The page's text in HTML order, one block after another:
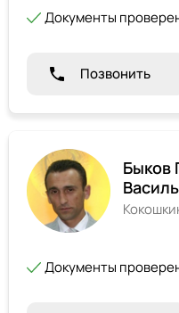
Документы
Позвонить
Быков
Документы